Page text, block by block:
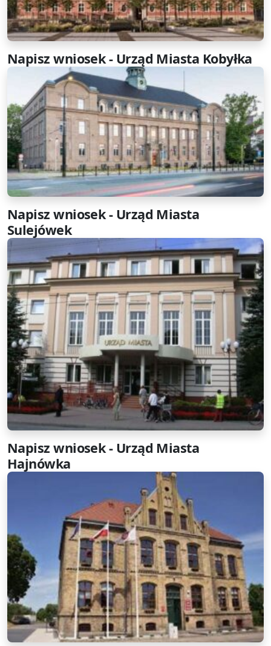
Napisz wniosek - Urząd Miasta Kobyłka
Napisz wniosek - Urząd Miasta
Sulejówek
Napisz wniosek - Urząd Miasta
Hajnówka